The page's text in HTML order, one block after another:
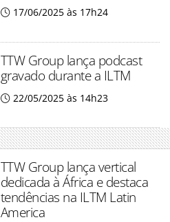
17/06/2025 às 17h24
TTW Group lança podcast
gravado durante a ILTM
22/05/2025 às 14h23
TTW Group lança vertical
dedicada à África e destaca
tendências na ILTM Latin
America